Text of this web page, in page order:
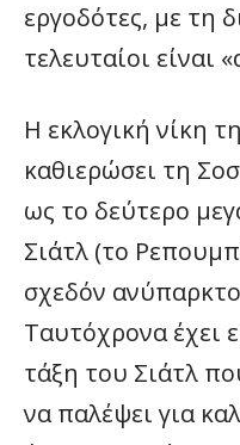
εργοδότες, με τη
τελευταίοι είναι
Η εκλογική νίκη
καθιερώσει τη
ως το δεύτερο
Σιάτλ (το
σχεδόν
Ταυτόχρονα έχει
τάξη του Σιάτλ
να παλέψει για